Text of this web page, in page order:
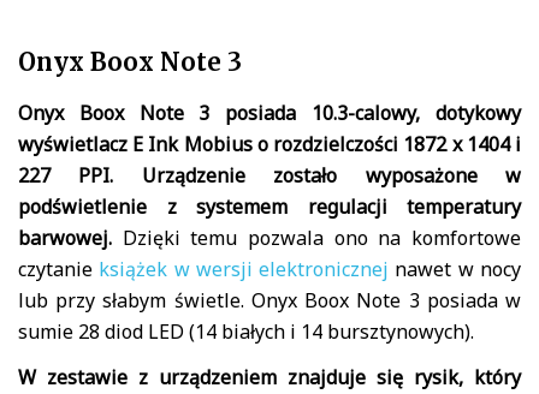
Onyx Boox Note 3
Onyx Boox Note 3 posiada 10.3-calowy, dotykowy
wyświetlacz E Ink Mobius o rozdzielczości 1872 x 1404 i
227 PPI. Urządzenie zostało wyposażone w
podświetlenie z systemem regulacji temperatury
barwowej. Dzięki temu pozwala ono na komfortowe
czytanie książek w wersji elektronicznej nawet w nocy
lub przy słabym świetle. Onyx Boox Note 3 posiada w
sumie 28 diod LED (14 białych i 14 bursztynowych).
W zestawie z urządzeniem znajduje się rysik, który